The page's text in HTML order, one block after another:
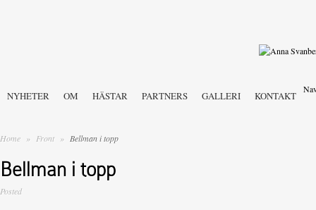
NYHETER OM HÄSTAR PARTNERS GALLERI KONTAKT
Home » Front » Bellman i topp
Bellman i topp
Posted